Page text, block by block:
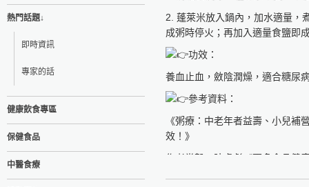
熱門話題↓
即時資訊
專家的話
健康飲食專區
保健食品
中醫食療
2. 蓬萊米放入鍋內，加水適量，
成粥時停火；再加入適量食鹽即
功效：
養血止血，斂陰潤燥，適合糖尿
參考資料：
《粥療：中老年者益壽、小兒補
效！》
作者党毅、陳虎彪《更多食品健
食療研究室